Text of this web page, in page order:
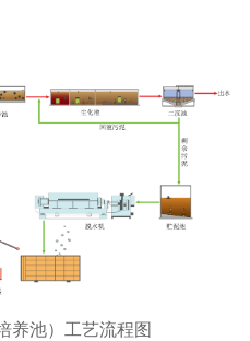
养池）工艺流程图